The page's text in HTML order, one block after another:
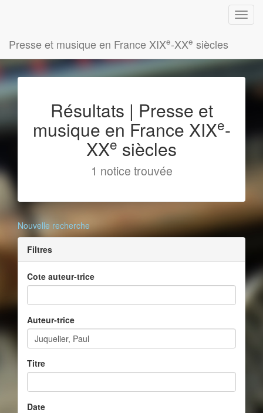
Presse et musique en France XIXe-XXe siècles
Résultats | Presse et
musique en France XIXe-
XXe siècles
1 notice trouvée
Nouvelle recherche
Filtres
Cote auteur-trice
Auteur-trice
Titre
Date